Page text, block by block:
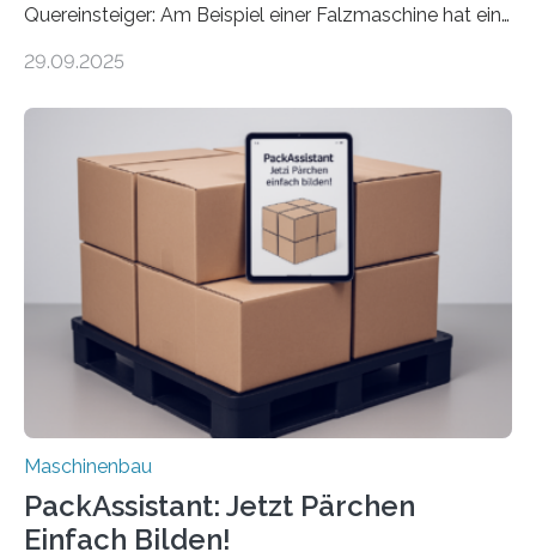
Quereinsteiger: Am Beispiel einer Falzmaschine hat ein
Mensch-Maschine-Schnittstelle so sehr vereinfacht,
Die zugrunde liegende Methodik lässt sich auf alle
anderen Maschinen übertragen. Eine Falzmaschine
umzurüsten ist ein Job für echte Profis. Eine solche
Maschine faltet in Druckereien Broschüren, Prospekte,
Landkarten und vieles mehr – mehrere Zehntausend
Exemplare pro Stunde. Je nach Maschinentyp und
Auftrag kann das Umrüsten…
29.09.2025
Maschinenbau
PackAssistant: Jetzt Pärchen
Einfach Bilden!